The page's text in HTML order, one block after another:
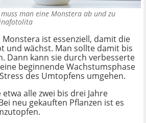
man eine Monstera ab und zu
ist essenziell, damit die
und wächst. Man sollte damit bis
Dann kann sie durch verbesserte
beginnende Wachstumsphase
des Umtopfens umgehen.
alle zwei bis drei Jahre
neu gekauften Pflanzen ist es